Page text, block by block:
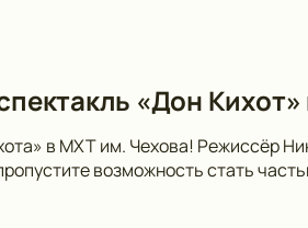
«Дон
в МХТ им. Чехова! Режиссёр
возможность стать